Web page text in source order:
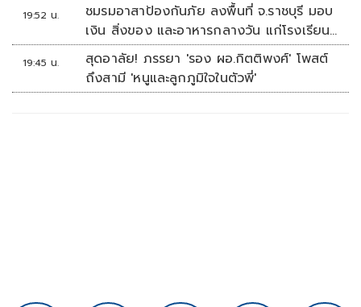
19:52 น.
ชมรมอาสาป้องกันภัย ลงพื้นที่ จ.ราชบุรี มอบ
เงิน สิ่งของ และอาหารกลางวัน แก่โรงเรียน
บ้านหนองน้ำใส
19:45 น.
สุดอาลัย! ภรรยา 'รอง ผอ.กิตติพงศ์' โพสต์
ถึงสามี 'หนูและลูกภูมิใจในตัวพี่'